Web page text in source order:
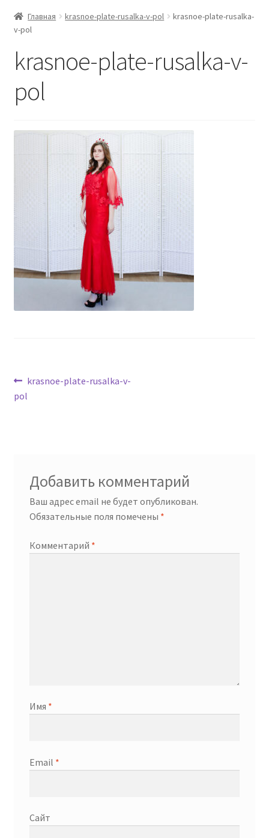
Главная krasnoe-plate-rusalka-v-pol
krasnoe-plate-rusalka-
v-pol
krasnoe-plate-rusalka-v-
pol
Навигация
по
Предыдущая
krasnoe-plate-rusalka-v-
pol
Добавить комментарий
Ваш адрес email не будет опубликован.
Обязательные поля помечены *
Комментарий *
Имя *
Email *
Сайт